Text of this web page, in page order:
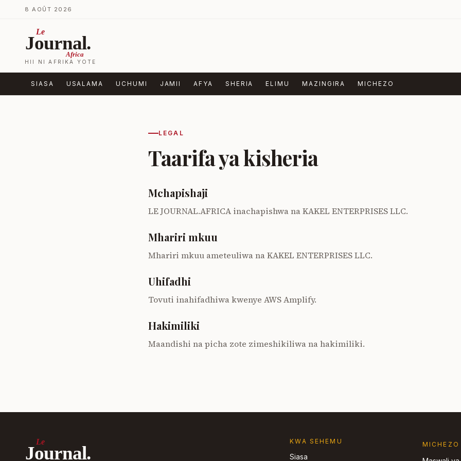
Ruka kwenye yaliyomo
8 AOÛT 2026
Le
Journal.
Africa
HII NI AFRIKA YOTE
SIASA USALAMA UCHUMI JAMII AFYA SHERIA ELIMU MAZINGIRA MICHEZO
LEGAL
Taarifa ya kisheria
Mchapishaji
LE JOURNAL.AFRICA inachapishwa na KAKEL ENTERPRISES LLC.
Mhariri mkuu
Mhariri mkuu ameteuliwa na KAKEL ENTERPRISES LLC.
Uhifadhi
Tovuti inahifadhiwa kwenye AWS Amplify.
Hakimiliki
Maandishi na picha zote zimeshikiliwa na hakimiliki.
Le
Journal.
KWA SEHEMU
Siasa
MICHEZO